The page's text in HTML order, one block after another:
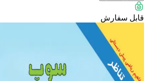
قابل سفارش